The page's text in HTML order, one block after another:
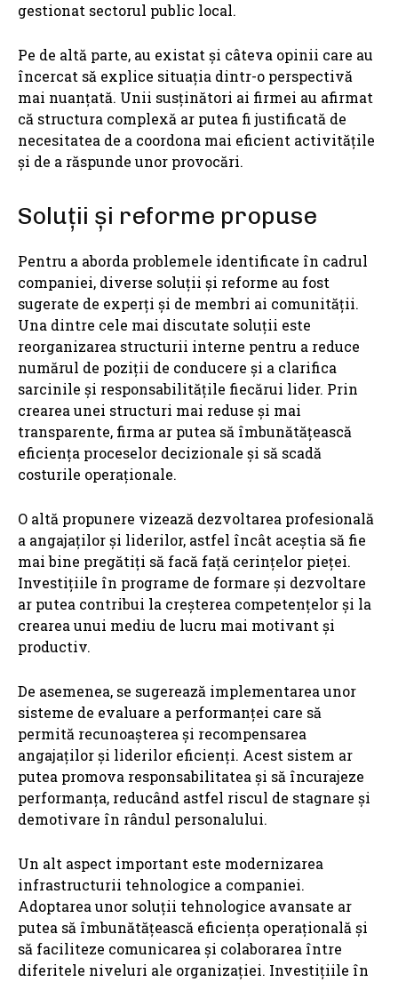
gestionat sectorul public local.
Pe de altă parte, au existat și câteva opinii care au
încercat să explice situația dintr-o perspectivă
mai nuanțată. Unii susținători ai firmei au afirmat
că structura complexă ar putea fi justificată de
necesitatea de a coordona mai eficient activitățile
și de a răspunde unor provocări.
Soluții și reforme propuse
Pentru a aborda problemele identificate în cadrul
companiei, diverse soluții și reforme au fost
sugerate de experți și de membri ai comunității.
Una dintre cele mai discutate soluții este
reorganizarea structurii interne pentru a reduce
numărul de poziții de conducere și a clarifica
sarcinile și responsabilitățile fiecărui lider. Prin
crearea unei structuri mai reduse și mai
transparente, firma ar putea să îmbunătățească
eficiența proceselor decizionale și să scadă
costurile operaționale.
O altă propunere vizează dezvoltarea profesională
a angajaților și liderilor, astfel încât aceștia să fie
mai bine pregătiți să facă față cerințelor pieței.
Investițiile în programe de formare și dezvoltare
ar putea contribui la creșterea competențelor și la
crearea unui mediu de lucru mai motivant și
productiv.
De asemenea, se sugerează implementarea unor
sisteme de evaluare a performanței care să
permită recunoașterea și recompensarea
angajaților și liderilor eficienți. Acest sistem ar
putea promova responsabilitatea și să încurajeze
performanța, reducând astfel riscul de stagnare și
demotivare în rândul personalului.
Un alt aspect important este modernizarea
infrastructurii tehnologice a companiei.
Adoptarea unor soluții tehnologice avansate ar
putea să îmbunătățească eficiența operațională și
să faciliteze comunicarea și colaborarea între
diferitele niveluri ale organizației. Investițiile în